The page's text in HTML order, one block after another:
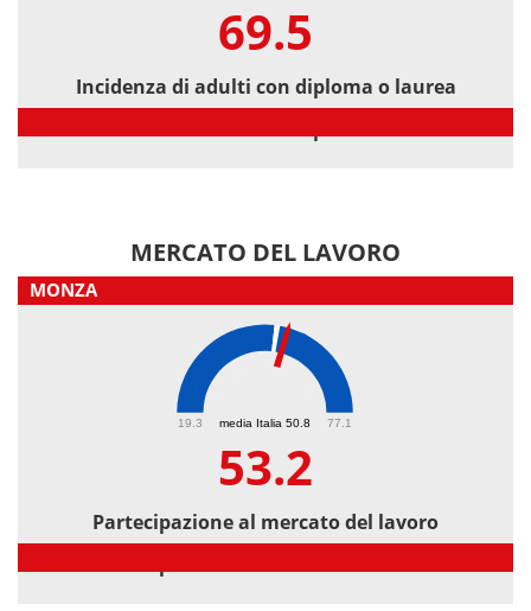
69.5
Incidenza di adulti con diploma o laurea
MERCATO DEL LAVORO
MONZA
media Italia 50.8
19.3 77.1
53.2
Partecipazione al mercato del lavoro